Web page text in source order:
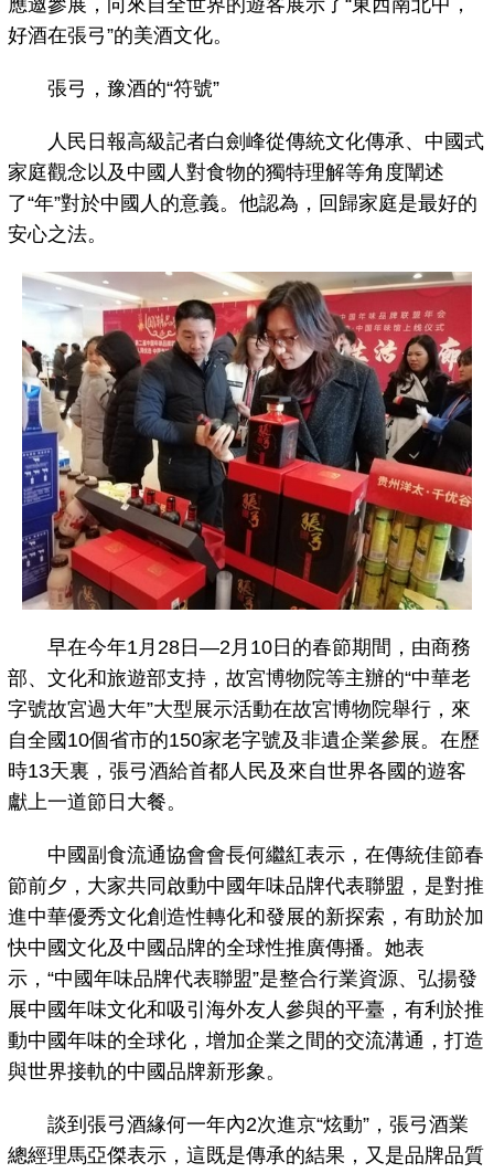
應邀參展，向來自全世界的遊客展示了“東西南北中，
好酒在張弓”的美酒文化。
張弓，豫酒的“符號”
人民日報高級記者白劍峰從傳統文化傳承、中國式
家庭觀念以及中國人對食物的獨特理解等角度闡述
了“年”對於中國人的意義。他認為，回歸家庭是最好的
安心之法。
早在今年1月28日—2月10日的春節期間，由商務
部、文化和旅遊部支持，故宮博物院等主辦的“中華老
字號故宮過大年”大型展示活動在故宮博物院舉行，來
自全國10個省市的150家老字號及非遺企業參展。在歷
時13天裏，張弓酒給首都人民及來自世界各國的遊客
獻上一道節日大餐。
中國副食流通協會會長何繼紅表示，在傳統佳節春
節前夕，大家共同啟動中國年味品牌代表聯盟，是對推
進中華優秀文化創造性轉化和發展的新探索，有助於加
快中國文化及中國品牌的全球性推廣傳播。她表
示，“中國年味品牌代表聯盟”是整合行業資源、弘揚發
展中國年味文化和吸引海外友人參與的平臺，有利於推
動中國年味的全球化，增加企業之間的交流溝通，打造
與世界接軌的中國品牌新形象。
談到張弓酒緣何一年內2次進京“炫動”，張弓酒業
總經理馬亞傑表示，這既是傳承的結果，又是品牌品質